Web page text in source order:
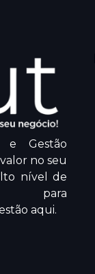
e Gestão
no seu
nível de
para
aqui.